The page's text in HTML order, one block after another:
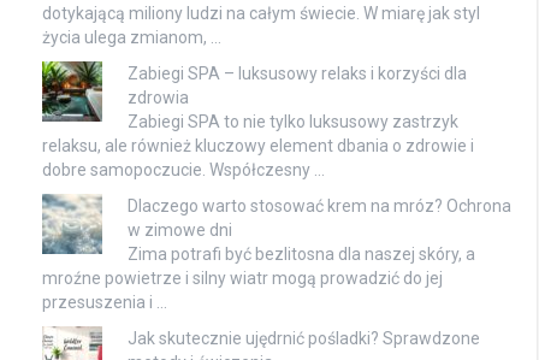
dotykającą miliony ludzi na całym świecie. W miarę jak styl
życia ulega zmianom, …
Zabiegi SPA – luksusowy relaks i korzyści dla
zdrowia
Zabiegi SPA to nie tylko luksusowy zastrzyk
relaksu, ale również kluczowy element dbania o zdrowie i
dobre samopoczucie. Współczesny …
Dlaczego warto stosować krem na mróz? Ochrona
w zimowe dni
Zima potrafi być bezlitosna dla naszej skóry, a
mroźne powietrze i silny wiatr mogą prowadzić do jej
przesuszenia i …
Jak skutecznie ujędrnić pośladki? Sprawdzone